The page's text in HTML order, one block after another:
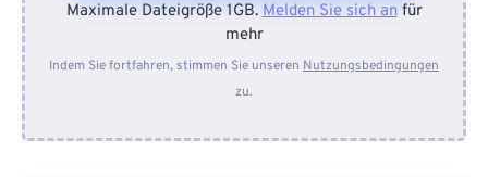
Vom Gerät
Von Dropbox
Maximale Dateigröße 1GB.Melden Sie sich anfür
mehr
Indem Sie fortfahren, stimmen Sie unseren Nutzungsbedingungen
zu.